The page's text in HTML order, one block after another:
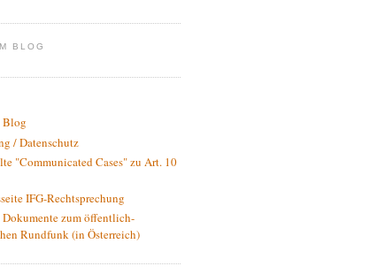
BLOG
Blog
/ Datenschutz
"Communicated Cases" zu Art. 10
IFG-Rechtsprechung
zum öffentlich-
Rundfunk (in Österreich)